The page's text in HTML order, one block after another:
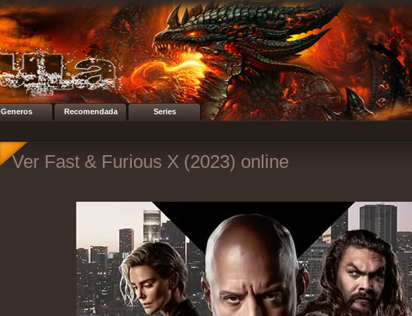
Generos Recomendada Series
Ver Fast & Furious X (2023) online